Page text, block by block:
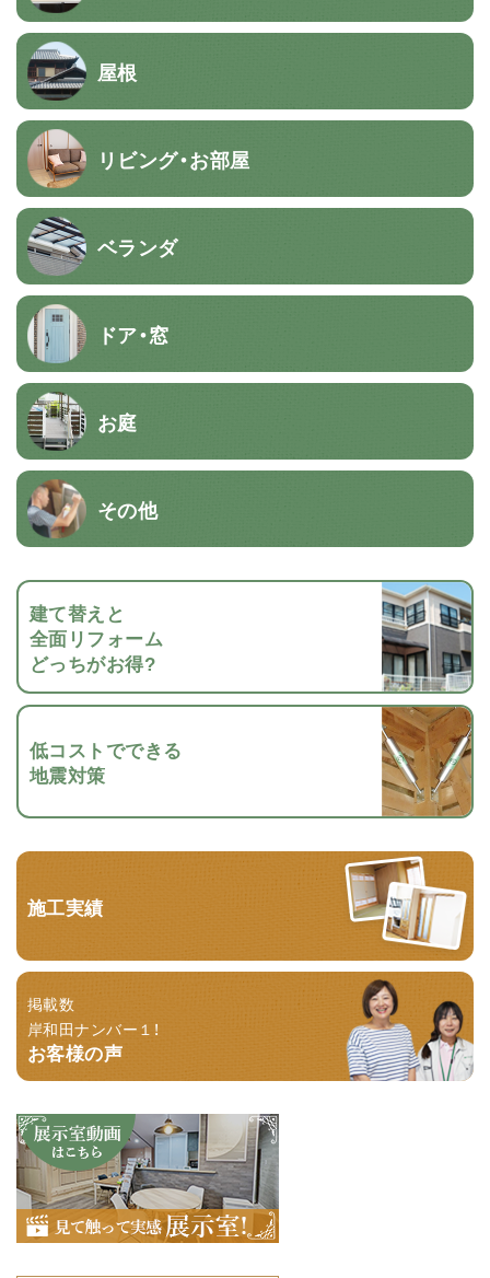
屋根
リビング・お部屋
ベランダ
ドア・窓
お庭
その他
建て替えと
全面リフォーム
どっちがお得?
低コストでできる
地震対策
施工実績
掲載数
岸和田ナンバー１！
お客様の声